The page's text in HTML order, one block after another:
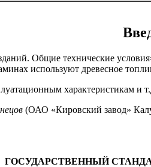
Общие технические
используют древесное
характеристикам
(ОАО «Кировский завод»
ГОСУДАРСТВЕННЫЙ